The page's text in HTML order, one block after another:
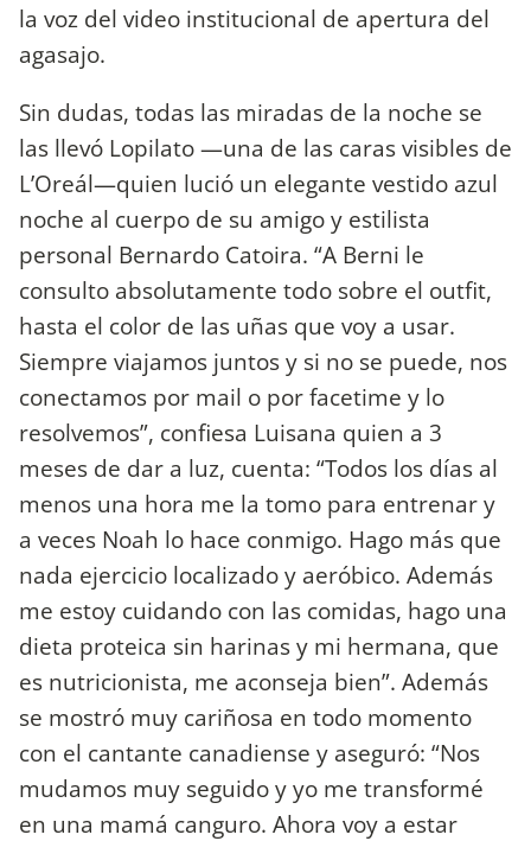
la voz del video institucional de apertura del
agasajo.
Sin dudas, todas las miradas de la noche se
las llevó Lopilato —una de las caras visibles de
L’Oreál—quien lució un elegante vestido azul
noche al cuerpo de su amigo y estilista
personal Bernardo Catoira. “A Berni le
consulto absolutamente todo sobre el outfit,
hasta el color de las uñas que voy a usar.
Siempre viajamos juntos y si no se puede, nos
conectamos por mail o por facetime y lo
resolvemos”, confiesa Luisana quien a 3
meses de dar a luz, cuenta: “Todos los días al
menos una hora me la tomo para entrenar y
a veces Noah lo hace conmigo. Hago más que
nada ejercicio localizado y aeróbico. Además
me estoy cuidando con las comidas, hago una
dieta proteica sin harinas y mi hermana, que
es nutricionista, me aconseja bien”. Además
se mostró muy cariñosa en todo momento
con el cantante canadiense y aseguró: “Nos
mudamos muy seguido y yo me transformé
en una mamá canguro. Ahora voy a estar